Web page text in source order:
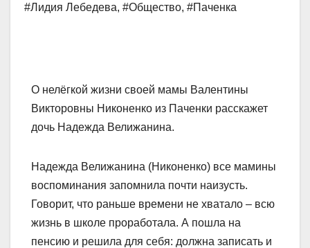
#Лидия Лебедева, #Общество, #Паченка
О нелёгкой жизни своей мамы Валентины
Викторовны Никоненко из Паченки расскажет
дочь Надежда Велижанина.
Надежда Велижанина (Никоненко) все мамины
воспоминания запомнила почти наизусть.
Говорит, что раньше времени не хватало – всю
жизнь в школе проработала. А пошла на
пенсию и решила для себя: должна записать и